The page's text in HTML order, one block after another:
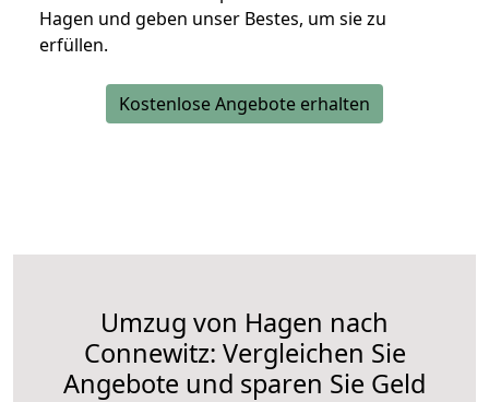
Hagen und geben unser Bestes, um sie zu
erfüllen.
Kostenlose Angebote erhalten
Umzug von Hagen nach
Connewitz: Vergleichen Sie
Angebote und sparen Sie Geld